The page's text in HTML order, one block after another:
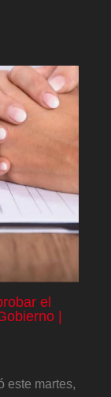
el
|
este martes,